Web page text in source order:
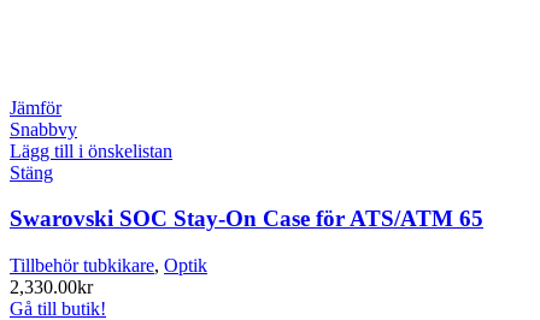
Jämför
Snabbvy
Lägg till i önskelistan
Stäng
Swarovski SOC Stay-On Case för ATS/ATM 65
Tillbehör tubkikare, Optik
2,330.00kr
Gå till butik!